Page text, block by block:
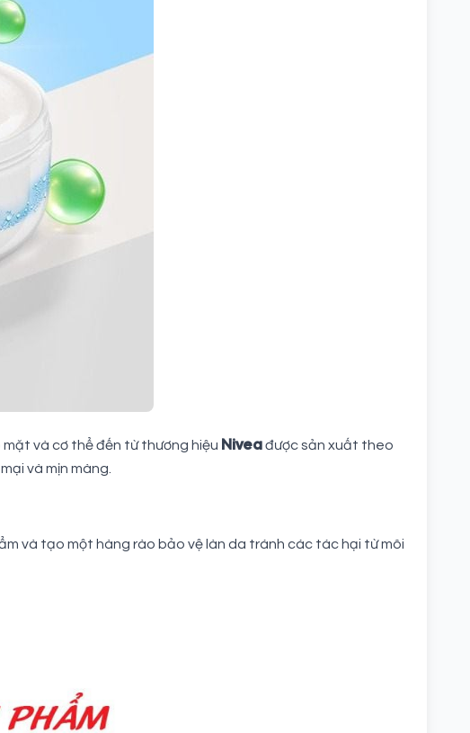
mặt và cơ thể đến từ thương hiệu Niveađược sản xuất theo
và mịn màng.
và tạo một hàng rào bảo vệ làn da tránh các tác hại từ môi